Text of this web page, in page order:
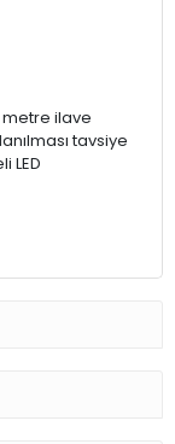
metre ilave
tavsiye
LED